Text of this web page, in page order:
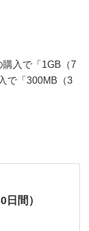
入で「1GB（7
で「300MB（3
間）